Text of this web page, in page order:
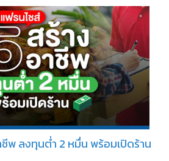
ชีพ ลงทุนต่ำ 2 หมื่น พร้อมเปิดร้าน